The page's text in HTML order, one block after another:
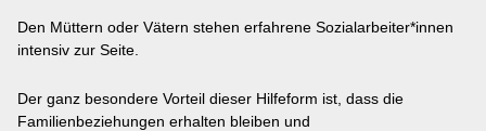
Den Müttern oder Vätern stehen erfahrene Sozialarbeiter*innen
intensiv zur Seite.
Der ganz besondere Vorteil dieser Hilfeform ist, dass die
Familienbeziehungen erhalten bleiben und